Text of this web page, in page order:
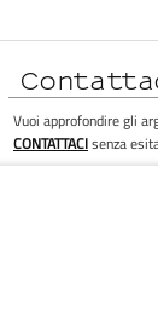
Vuoi approfondire gli
CONTATTACIsenza